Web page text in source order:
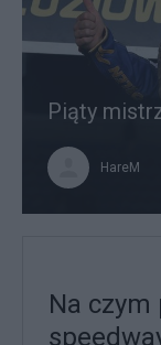
Piąty
HareM
Na czym